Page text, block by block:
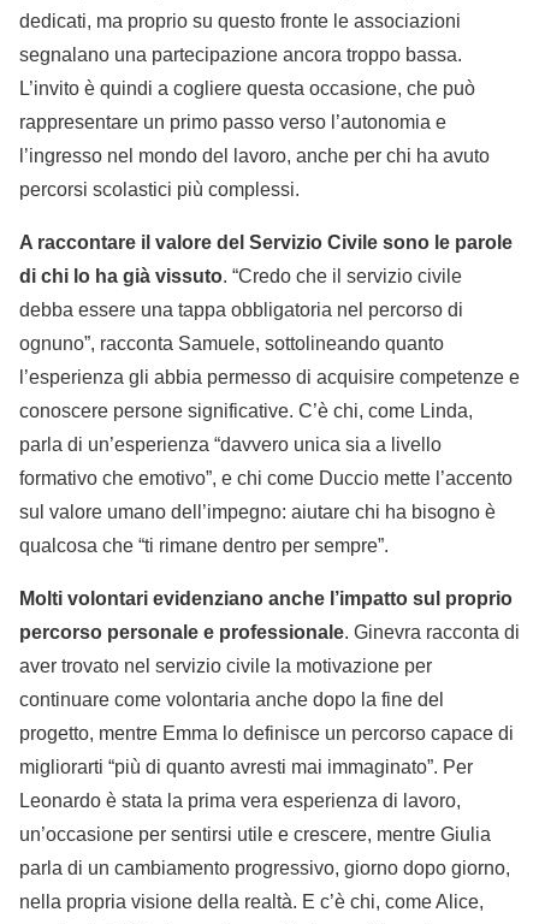
dedicati, ma proprio su questo fronte le associazioni
segnalano una partecipazione ancora troppo bassa.
L’invito è quindi a cogliere questa occasione, che può
rappresentare un primo passo verso l’autonomia e
l’ingresso nel mondo del lavoro, anche per chi ha avuto
percorsi scolastici più complessi.
A raccontare il valore del Servizio Civile sono le parole
di chi lo ha già vissuto. “Credo che il servizio civile
debba essere una tappa obbligatoria nel percorso di
ognuno”, racconta Samuele, sottolineando quanto
l’esperienza gli abbia permesso di acquisire competenze e
conoscere persone significative. C’è chi, come Linda,
parla di un’esperienza “davvero unica sia a livello
formativo che emotivo”, e chi come Duccio mette l’accento
sul valore umano dell’impegno: aiutare chi ha bisogno è
qualcosa che “ti rimane dentro per sempre”.
Molti volontari evidenziano anche l’impatto sul proprio
percorso personale e professionale. Ginevra racconta di
aver trovato nel servizio civile la motivazione per
continuare come volontaria anche dopo la fine del
progetto, mentre Emma lo definisce un percorso capace di
migliorarti “più di quanto avresti mai immaginato”. Per
Leonardo è stata la prima vera esperienza di lavoro,
un’occasione per sentirsi utile e crescere, mentre Giulia
parla di un cambiamento progressivo, giorno dopo giorno,
nella propria visione della realtà. E c’è chi, come Alice,